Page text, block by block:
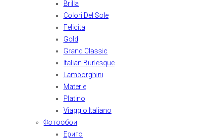
Brilla
Colori Del Sole
Felicita
Gold
Grand Classic
Italian Burlesque
Lamborghini
Materie
Platino
Viaggio Italiano
Фотообои
Ериго